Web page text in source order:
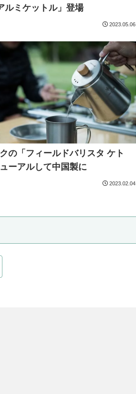
ルミケットル」登場
2023.05.06
の「フィールドバリスタ ケト
ーアルして中国製に
2023.02.04